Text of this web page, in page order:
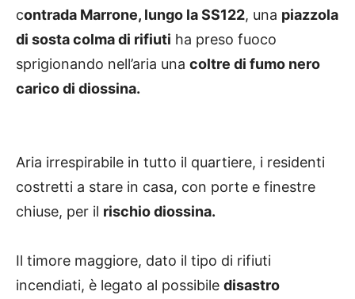
contrada Marrone, lungo la SS122, una piazzola
di sosta colma di rifiuti ha preso fuoco
sprigionando nell’aria una coltre di fumo nero
carico di diossina.
Aria irrespirabile in tutto il quartiere, i residenti
costretti a stare in casa, con porte e finestre
chiuse, per il rischio diossina.
Il timore maggiore, dato il tipo di rifiuti
incendiati, è legato al possibile disastro